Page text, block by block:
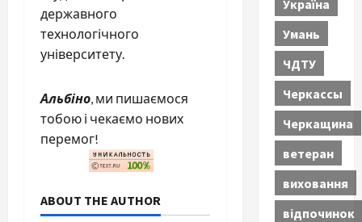
державного
технологічного
університету.
Альбіно, ми пишаємося
тобою і чекаємо нових
перемог!
ABOUT THE AUTHOR
Україна
Умань
ЧДТУ
Черкассы
Черкащина
ветеран
виховання
відпочинок